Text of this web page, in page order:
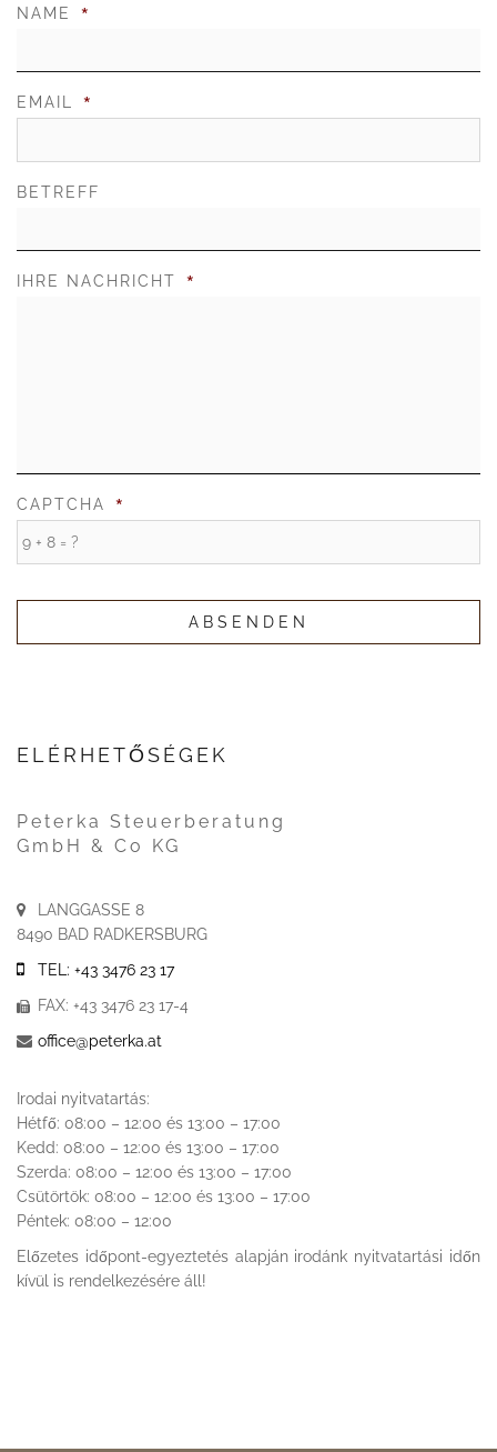
NAME *
EMAIL *
BETREFF
IHRE NACHRICHT *
CAPTCHA *
ELÉRHETŐSÉGEK
Peterka Steuerberatung
GmbH & Co KG
LANGGASSE 8
8490 BAD RADKERSBURG
TEL: +43 3476 23 17
FAX: +43 3476 23 17-4
office@peterka.at
Irodai nyitvatartás:
Hétfő: 08:00 – 12:00 és 13:00 – 17:00
Kedd: 08:00 – 12:00 és 13:00 – 17:00
Szerda: 08:00 – 12:00 és 13:00 – 17:00
Csütörtök: 08:00 – 12:00 és 13:00 – 17:00
Péntek: 08:00 – 12:00
Előzetes időpont-egyeztetés alapján irodánk nyitvatartási időn
kívül is rendelkezésére áll!